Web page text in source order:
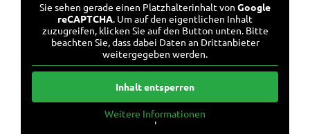
Sie sehen gerade einen Platzhalterinhalt von Google
reCAPTCHA. Um auf den eigentlichen Inhalt
zuzugreifen, klicken Sie auf den Button unten. Bitte
beachten Sie, dass dabei Daten an Drittanbieter
weitergegeben werden.
Inhalt entsperren
Weitere Informationen
'